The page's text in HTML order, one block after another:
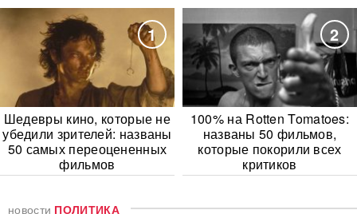
1
Шедевры кино, которые не
убедили зрителей: названы
50 самых переоцененных
фильмов
2
100% на Rotten Tomatoes:
названы 50 фильмов,
которые покорили всех
критиков
новости ПОЛИТИКА